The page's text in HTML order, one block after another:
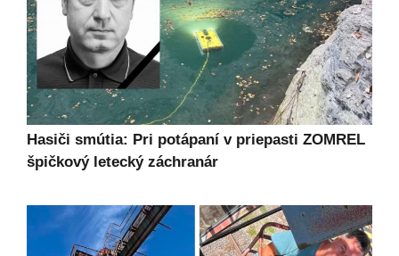
Hasiči smútia: Pri potápaní v priepasti ZOMREL
špičkový letecký záchranár